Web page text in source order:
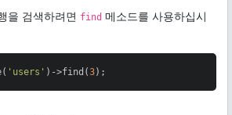
을 검색하려면 find 메소드를 사용하십시
'users' )->find(3);